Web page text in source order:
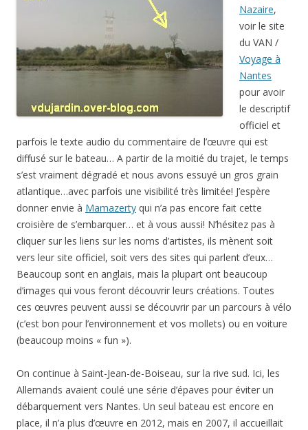
Nazaire,
voir le site
du VAN /
Voyage à
Nantes
pour avoir
le descriptif
officiel et
parfois le texte audio du commentaire de l’œuvre qui est
diffusé sur le bateau… A partir de la moitié du trajet, le temps
s’est vraiment dégradé et nous avons essuyé un gros grain
atlantique…avec parfois une visibilité très limitée! J’espère
donner envie à Mamazerty qui n’a pas encore fait cette
croisière de s’embarquer… et à vous aussi! N’hésitez pas à
cliquer sur les liens sur les noms d’artistes, ils mènent soit
vers leur site officiel, soit vers des sites qui parlent d’eux…
Beaucoup sont en anglais, mais la plupart ont beaucoup
d’images qui vous feront découvrir leurs créations. Toutes
ces œuvres peuvent aussi se découvrir par un parcours à vélo
(c’est bon pour l’environnement et vos mollets) ou en voiture
(beaucoup moins « fun »).
On continue à Saint-Jean-de-Boiseau, sur la rive sud. Ici, les
Allemands avaient coulé une série d’épaves pour éviter un
débarquement vers Nantes. Un seul bateau est encore en
place, il n’a plus d’œuvre en 2012, mais en 2007, il accueillait